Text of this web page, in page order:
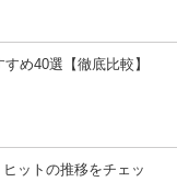
め40選【徹底比較】
ットの推移をチェッ